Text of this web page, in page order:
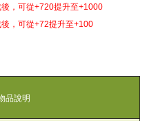
，可從+720提升至+1000
，可從+72提升至+100
品說明